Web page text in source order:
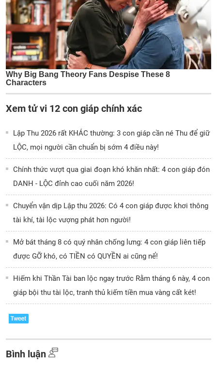
Xem tử vi 12 con giáp chính xác
Lập Thu 2026 rất KHÁC thường: 3 con giáp cần né Thu để giữ
LỘC, mọi người cần chuẩn bị sớm 4 điều này!
Chính thức vượt qua giai đoạn khó khăn nhất: 4 con giáp đón
DANH - LỘC đỉnh cao cuối năm 2026!
Chuyển vận dịp Lập thu 2026: Có 4 con giáp được khơi thông
tài khí, tài lộc vượng phát hơn người!
Mở bát tháng 8 có quý nhân chống lưng: 4 con giáp liên tiếp
được GỠ khó, có TIỀN có QUYỀN ai cũng nể!
Hiếm khi Thần Tài ban lộc ngay trước Rằm tháng 6 này, 4 con
giáp bội thu tài lộc, tranh thủ kiếm tiền mua vàng cất két!
Bình luận